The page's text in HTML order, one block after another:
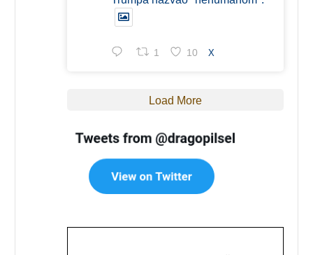
1 10 X
Load More